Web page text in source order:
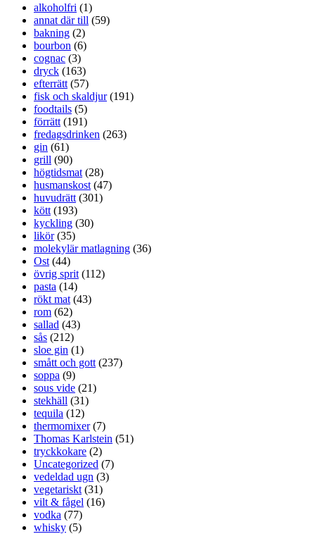
alkoholfri (1)
annat där till (59)
bakning (2)
bourbon (6)
cognac (3)
dryck (163)
efterrätt (57)
fisk och skaldjur(191)
foodtails (5)
förrätt (191)
fredagsdrinken (263)
gin (61)
grill (90)
högtidsmat (28)
husmanskost (47)
huvudrätt (301)
kött (193)
kyckling (30)
likör(35)
molekylär matlagning (36)
Ost (44)
övrig sprit (112)
pasta (14)
rökt mat (43)
rom (62)
sallad (43)
sås (212)
sloe gin (1)
smått och gott (237)
soppa (9)
sous vide (21)
stekhäll (31)
tequila (12)
thermomixer(7)
Thomas Karlstein (51)
tryckkokare (2)
Uncategorized (7)
vedeldad ugn (3)
vegetariskt (31)
vilt & fågel (16)
vodka (77)
whisky (5)